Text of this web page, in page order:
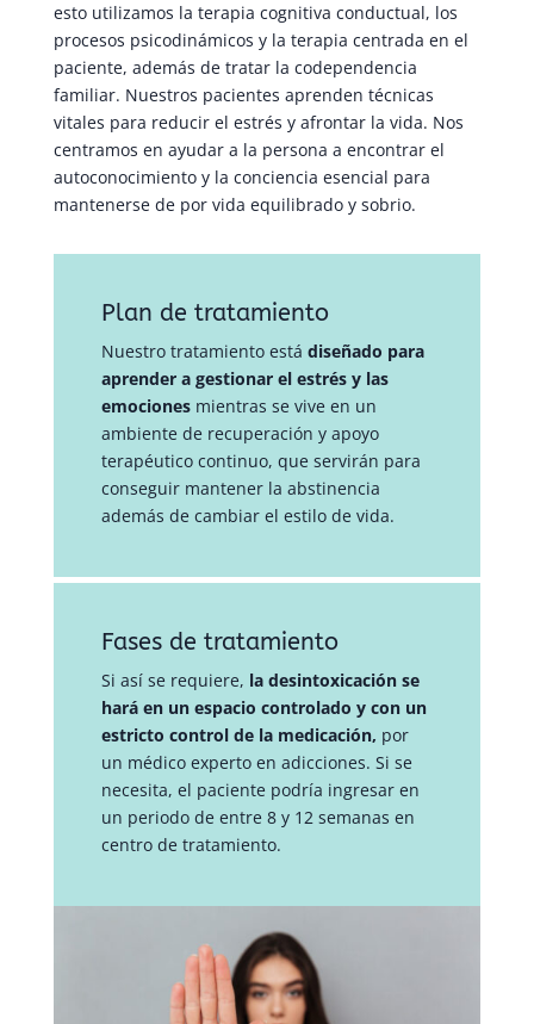
esto utilizamos la terapia cognitiva conductual, los
procesos psicodinámicos y la terapia centrada en el
paciente, además de tratar la codependencia
familiar. Nuestros pacientes aprenden técnicas
vitales para reducir el estrés y afrontar la vida. Nos
centramos en ayudar a la persona a encontrar el
autoconocimiento y la conciencia esencial para
mantenerse de por vida equilibrado y sobrio.
Plan de tratamiento
Nuestro tratamiento está diseñado para
aprender a gestionar el estrés y las
emocionesmientras se vive en un
ambiente de recuperación y apoyo
terapéutico continuo, que servirán para
conseguir mantener la abstinencia
además de cambiar el estilo de vida.
Fases de tratamiento
Si así se requiere, la desintoxicación se
hará en un espacio controlado y con un
estricto control de la medicación, por
un médico experto en adicciones. Si se
necesita, el paciente podría ingresar en
un periodo de entre 8 y 12 semanas en
centro de tratamiento.